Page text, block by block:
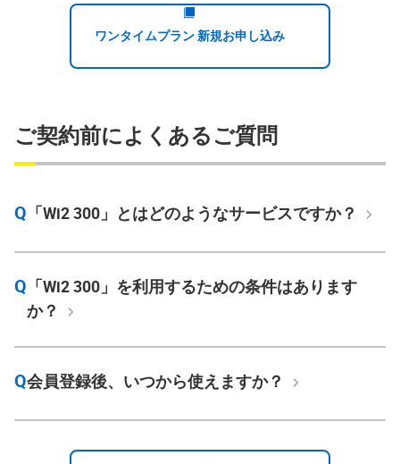
ワンタイムプラン 新規お申し込み
ご契約前によくあるご質問
Q 「Wi2 300」とはどのようなサービスですか？
Q 「Wi2 300」を利用するための条件はあります
か？
Q会員登録後、いつから使えますか？